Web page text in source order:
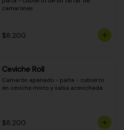
camarones
$8.200
Ceviche Roll
Camarón apanado - palta - cubierto
en ceviche mixto y salsa acevichada
$8.200